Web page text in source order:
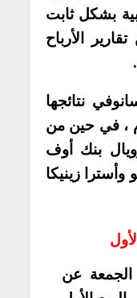
بشكل ثابت
الأرباح
نتائجها
، في حين من
بنك أوف
زينيكا
الجمعة عن